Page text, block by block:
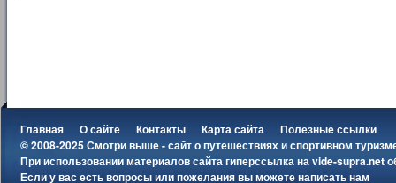
Главная О сайте Контакты Карта сайта
Полезные ссылки
© 2008-2025 Смотри выше - сайт о путешествиях и спортивном
При использовании материалов сайта гиперссылка наvide-supra.net
Если у вас есть вопросы или пожелания вы можетенаписать нам